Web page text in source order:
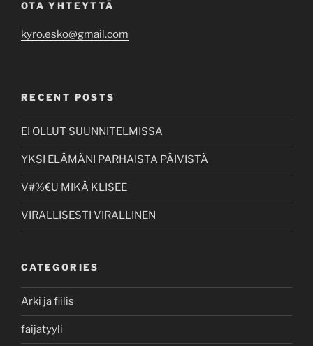
OTA YHTEYTTÄ
kyro.esko@gmail.com
RECENT POSTS
EI OLLUT SUUNNITELMISSA
YKSI ELÄMÄNI PARHAISTA PÄIVISTÄ
V#%€U MIKÄ KLISEE
VIRALLISESTI VIRALLINEN
CATEGORIES
Arki ja fiilis
faijatyyli